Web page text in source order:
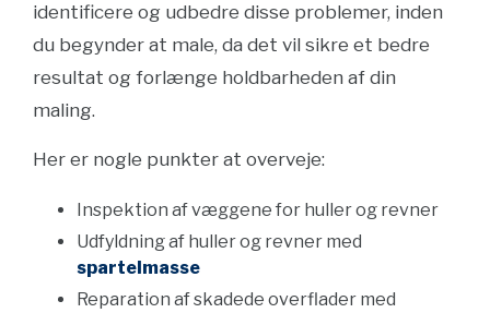
identificere og udbedre disse problemer, inden
du begynder at male, da det vil sikre et bedre
resultat og forlænge holdbarheden af din
maling.
Her er nogle punkter at overveje:
Inspektion af væggene for huller og revner
Udfyldning af huller og revner med
spartelmasse
Reparation af skadede overflader med